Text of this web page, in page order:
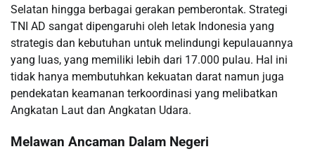
Selatan hingga berbagai gerakan pemberontak. Strategi
TNI AD sangat dipengaruhi oleh letak Indonesia yang
strategis dan kebutuhan untuk melindungi kepulauannya
yang luas, yang memiliki lebih dari 17.000 pulau. Hal ini
tidak hanya membutuhkan kekuatan darat namun juga
pendekatan keamanan terkoordinasi yang melibatkan
Angkatan Laut dan Angkatan Udara.
Melawan Ancaman Dalam Negeri